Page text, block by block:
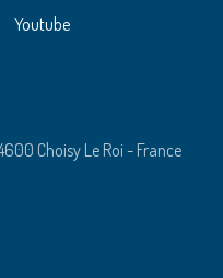
Youtube
Choisy Le Roi - France